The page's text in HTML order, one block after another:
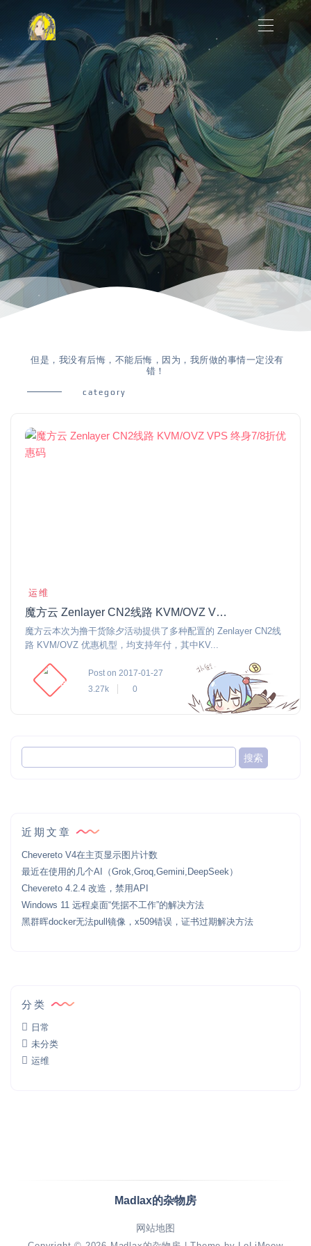
但是，我没有后悔，不能后悔，因为，我所做的事情一定没有
错！
category
运维
魔方云 Zenlayer CN2线路 KVM/OVZ VPS 终身7/8折优惠码
魔方云本次为撸干货除夕活动提供了多种配置的 Zenlayer CN2线
路 KVM/OVZ 优惠机型，均支持年付，其中KV...
Post on 2017-01-27
3.27k
0
近期文章
Chevereto V4在主页显示图片计数
最近在使用的几个AI（Grok,Groq,Gemini,DeepSeek）
Chevereto 4.2.4 改造，禁用API
Windows 11 远程桌面“凭据不工作”的解决方法
黑群晖docker无法pull镜像，x509错误，证书过期解决方法
分类
日常
未分类
运维
Madlax的杂物房
网站地图